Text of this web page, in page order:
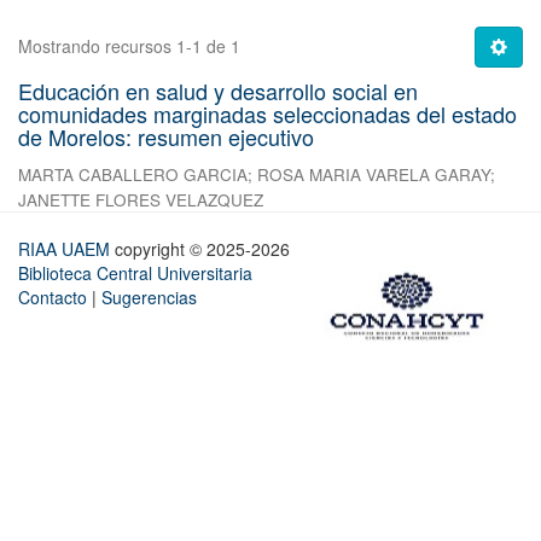
Mostrando recursos 1-1 de 1
Educación en salud y desarrollo social en
comunidades marginadas seleccionadas del estado
de Morelos: resumen ejecutivo
MARTA CABALLERO GARCIA; ROSA MARIA VARELA GARAY;
JANETTE FLORES VELAZQUEZ
RIAA UAEM copyright © 2025-2026
Biblioteca Central Universitaria
Contacto | Sugerencias